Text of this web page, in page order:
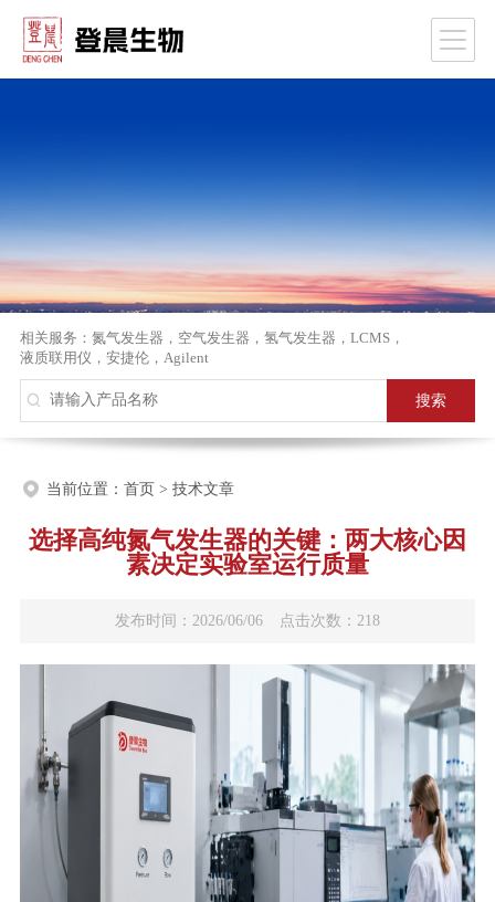
相关服务： 氮气发生器 ， 空气发生器 ， 氢气发生器 ， LCMS，
液质联用仪 ， 安捷伦， Agilent
当前位置： 首页> 技术文章
选择高纯氮气发生器的关键：两大核心因
素决定实验室运行质量
发布时间：2026/06/06 点击次数：218